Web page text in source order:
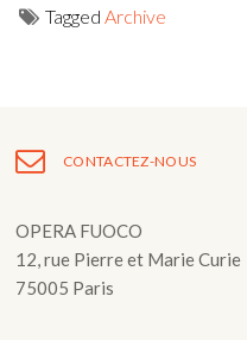
Tagged Archive
l’article
CONTACTEZ-NOUS
OPERA FUOCO
12, rue Pierre et Marie Curie
75005 Paris